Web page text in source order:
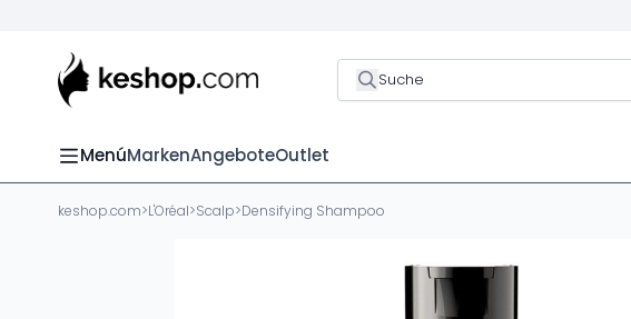
Suche
MenúMarkenAngeboteOutlet
keshop.com>L'Oréal>Scalp>Densifying Shampoo